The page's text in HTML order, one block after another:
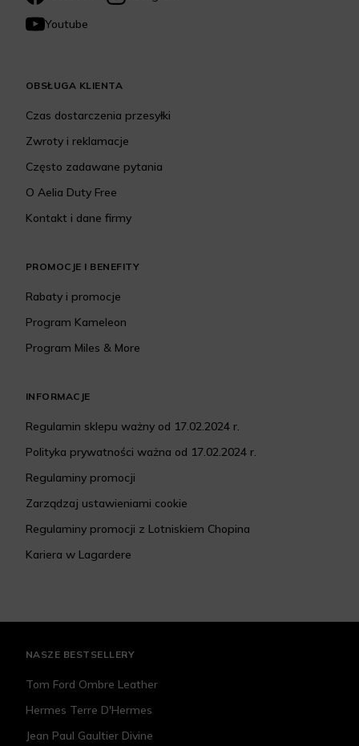
Youtube
OBSŁUGA KLIENTA
Czas dostarczenia przesyłki
Zwroty i reklamacje
Często zadawane pytania
O Aelia Duty Free
Kontakt i dane firmy
PROMOCJE I BENEFITY
Rabaty i promocje
Program Kameleon
Program Miles & More
INFORMACJE
Regulamin sklepu ważny od 17.02.2024 r.
Polityka prywatności ważna od 17.02.2024 r.
Regulaminy promocji
Zarządzaj ustawieniami cookie
Regulaminy promocji z Lotniskiem Chopina
Kariera w Lagardere
NASZE BESTSELLERY
Tom Ford Ombre Leather
Hermes Terre D'Hermes
Jean Paul Gaultier Divine